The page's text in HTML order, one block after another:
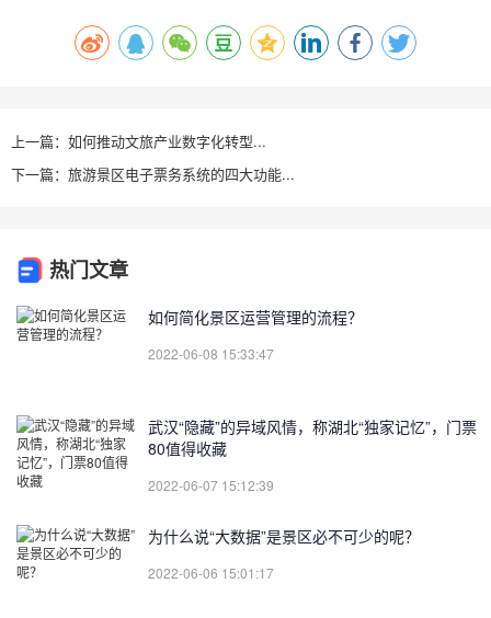
上一篇：如何推动文旅产业数字化转型...
下一篇：旅游景区电子票务系统的四大功能...
热门文章
如何简化景区运营管理的流程？
2022-06-08 15:33:47
武汉“隐藏”的异域风情，称湖北“独家记忆”，门票
80值得收藏
2022-06-07 15:12:39
为什么说“大数据”是景区必不可少的呢？
2022-06-06 15:01:17